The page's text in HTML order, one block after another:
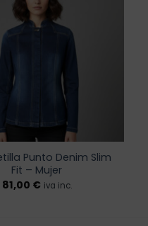
Punto Denim Slim
Fit – Mujer
81,00 € iva inc.